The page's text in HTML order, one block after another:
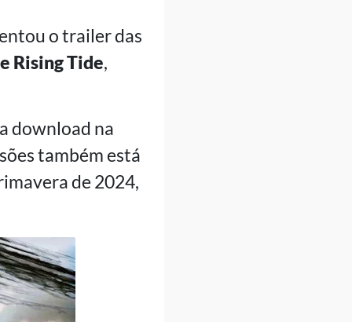
o trailer das
Rising Tide,
download na
também está
de 2024,